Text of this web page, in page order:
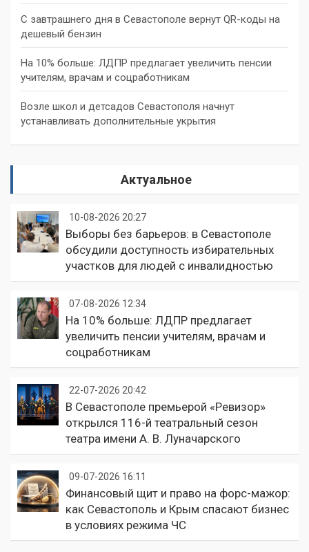
С завтрашнего дня в Севастополе вернут QR-коды на
дешевый бензин
На 10% больше: ЛДПР предлагает увеличить пенсии
учителям, врачам и соцработникам
Возле школ и детсадов Севастополя начнут
устанавливать дополнительные укрытия
Актуальное
10-08-2026 20:27
Выборы без барьеров: в Севастополе
обсудили доступность избирательных
участков для людей с инвалидностью
07-08-2026 12:34
На 10% больше: ЛДПР предлагает
увеличить пенсии учителям, врачам и
соцработникам
22-07-2026 20:42
В Севастополе премьерой «Ревизор»
открылся 116-й театральный сезон
театра имени А. В. Луначарского
09-07-2026 16:11
Финансовый щит и право на форс-мажор:
как Севастополь и Крым спасают бизнес
в условиях режима ЧС